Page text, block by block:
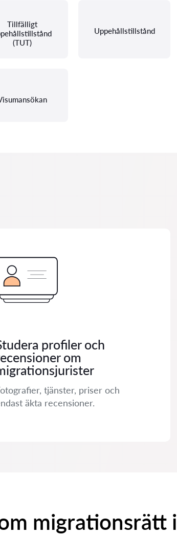
Tillfälligt
(TUT)
Uppehållstillstånd
profiler och
om
tjänster, priser och
äkta recensioner.
migrationsrätt i